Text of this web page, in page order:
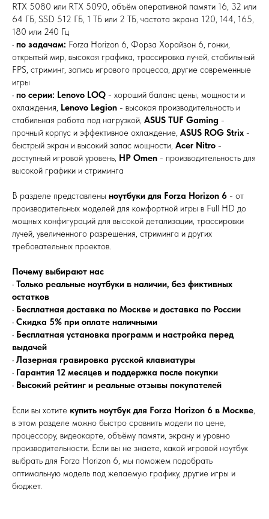
RTX 5080 или RTX 5090, объём оперативной памяти 16, 32 или
64 ГБ, SSD 512 ГБ, 1 ТБ или 2 ТБ, частота экрана 120, 144, 165,
180 или 240 Гц
• по задачам: Forza Horizon 6, Форза Хорайзон 6, гонки,
открытый мир, высокая графика, трассировка лучей, стабильный
FPS, стриминг, запись игрового процесса, другие современные
игры
• по серии: Lenovo LOQ - хороший баланс цены, мощности и
охлаждения, Lenovo Legion - высокая производительность и
стабильная работа под нагрузкой, ASUS TUF Gaming -
прочный корпус и эффективное охлаждение, ASUS ROG Strix -
быстрый экран и высокий запас мощности, Acer Nitro -
доступный игровой уровень, HP Omen - производительность для
высокой графики и стриминга
В разделе представлены ноутбуки для Forza Horizon 6 - от
производительных моделей для комфортной игры в Full HD до
мощных конфигураций для высокой детализации, трассировки
лучей, увеличенного разрешения, стриминга и других
требовательных проектов.
Почему выбирают нас
• Только реальные ноутбуки в наличии, без фиктивных
остатков
• Бесплатная доставка по Москве и доставка по России
• Скидка 5% при оплате наличными
• Бесплатная установка программ и настройка перед
выдачей
• Лазерная гравировка русской клавиатуры
• Гарантия 12 месяцев и поддержка после покупки
• Высокий рейтинг и реальные отзывы покупателей
Если вы хотите купить ноутбук для Forza Horizon 6 в Москве,
в этом разделе можно быстро сравнить модели по цене,
процессору, видеокарте, объёму памяти, экрану и уровню
производительности. Если вы не знаете, какой игровой ноутбук
выбрать для Forza Horizon 6, мы поможем подобрать
оптимальную модель под желаемую графику, другие игры и
бюджет.